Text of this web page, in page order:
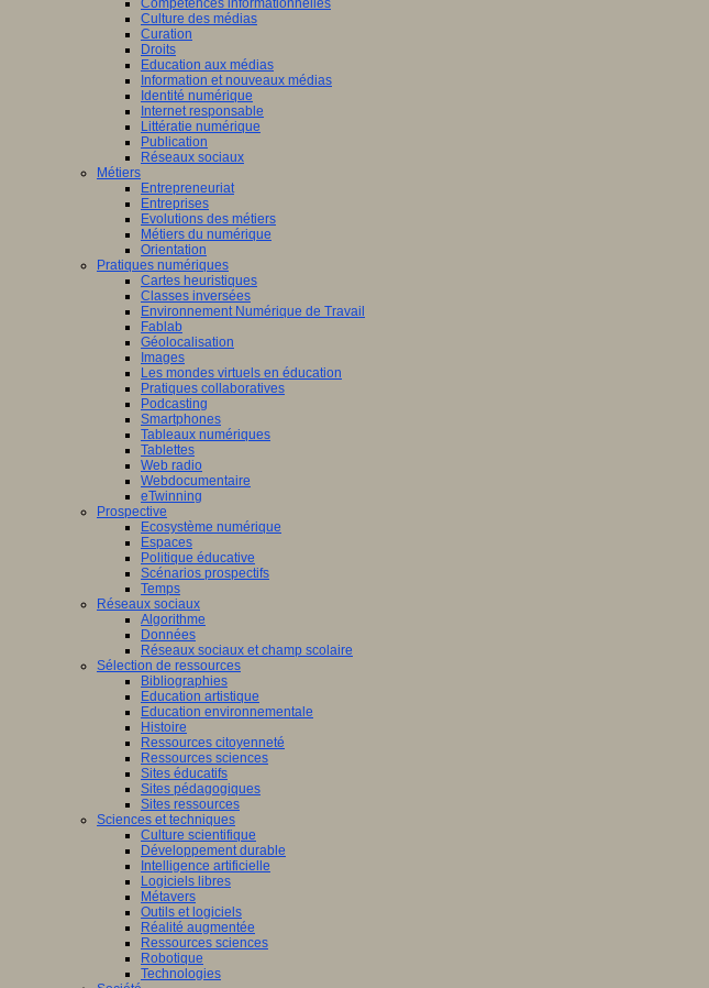
Compétences informationnelles
Culture des médias
Curation
Droits
Education aux médias
Information et nouveaux médias
Identité numérique
Internet responsable
Littératie numérique
Publication
Réseaux sociaux
Métiers
Entrepreneuriat
Entreprises
Evolutions des métiers
Métiers du numérique
Orientation
Pratiques numériques
Cartes heuristiques
Classes inversées
Environnement Numérique de Travail
Fablab
Géolocalisation
Images
Les mondes virtuels en éducation
Pratiques collaboratives
Podcasting
Smartphones
Tableaux numériques
Tablettes
Web radio
Webdocumentaire
eTwinning
Prospective
Ecosystème numérique
Espaces
Politique éducative
Scénarios prospectifs
Temps
Réseaux sociaux
Algorithme
Données
Réseaux sociaux et champ scolaire
Sélection de ressources
Bibliographies
Education artistique
Education environnementale
Histoire
Ressources citoyenneté
Ressources sciences
Sites éducatifs
Sites pédagogiques
Sites ressources
Sciences et techniques
Culture scientifique
Développement durable
Intelligence artificielle
Logiciels libres
Métavers
Outils et logiciels
Réalité augmentée
Ressources sciences
Robotique
Technologies